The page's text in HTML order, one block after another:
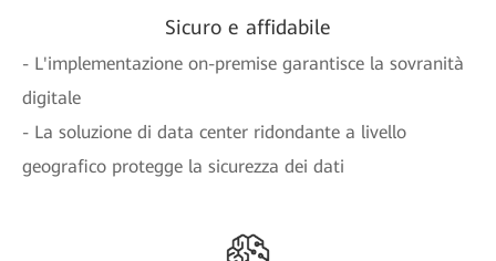
Sicuro e affidabile
- L'implementazione on-premise garantisce la sovranità
digitale
- La soluzione di data center ridondante a livello
geografico protegge la sicurezza dei dati